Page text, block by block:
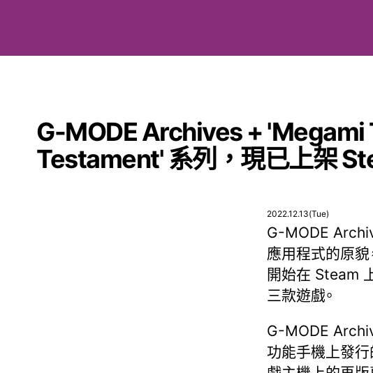
G-MODE Archives +
Testament' 系列，現已上架
2022.12.13(Tue)
G-MODE
應用程式的原貌
開始在 Steam
三款遊戲。
G-MODE
功能手機上發